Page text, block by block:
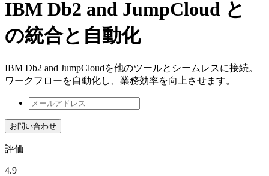
IBM Db2 and JumpCloud と
の統合と自動化
IBM Db2 and JumpCloudを他のツールとシームレスに接続。
ワークフローを自動化し、業務効率を向上させます。
お問い合わせ
評価
4.9